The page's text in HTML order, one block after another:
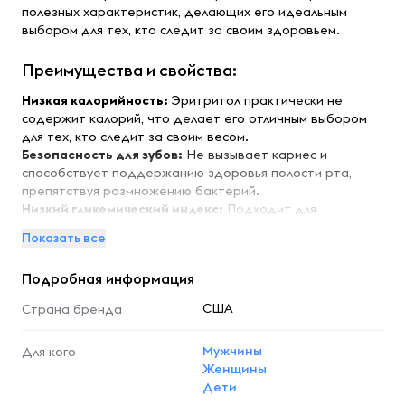
полезных характеристик, делающих его идеальным
выбором для тех, кто следит за своим здоровьем.
Преимущества и свойства:
Низкая калорийность: Эритритол практически не
содержит калорий, что делает его отличным выбором
для тех, кто следит за своим весом.
Безопасность для зубов: Не вызывает кариес и
способствует поддержанию здоровья полости рта,
препятствуя размножению бактерий.
Низкий гликемический индекс: Подходит для
низкоуглеводной диеты, так как не влияет на уровень
Легкость в использовании:
его удобным для приготовления напитков и кулинарных
Показать все
Подробная информация
Страна бренда США
Для кого
Мужчины
Женщины
Дети